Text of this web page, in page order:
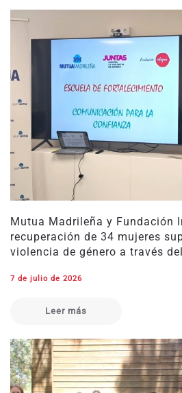
Mutua Madrileña y Fundación
recuperación de 34 mujeres
violencia de género a través
7 de julio de 2026
Leer más